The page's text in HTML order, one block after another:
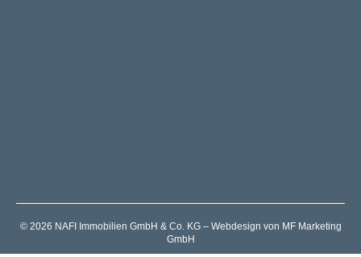
© 2026 NAFI Immobilien GmbH & Co. KG – Webdesign von MF Marketing
GmbH